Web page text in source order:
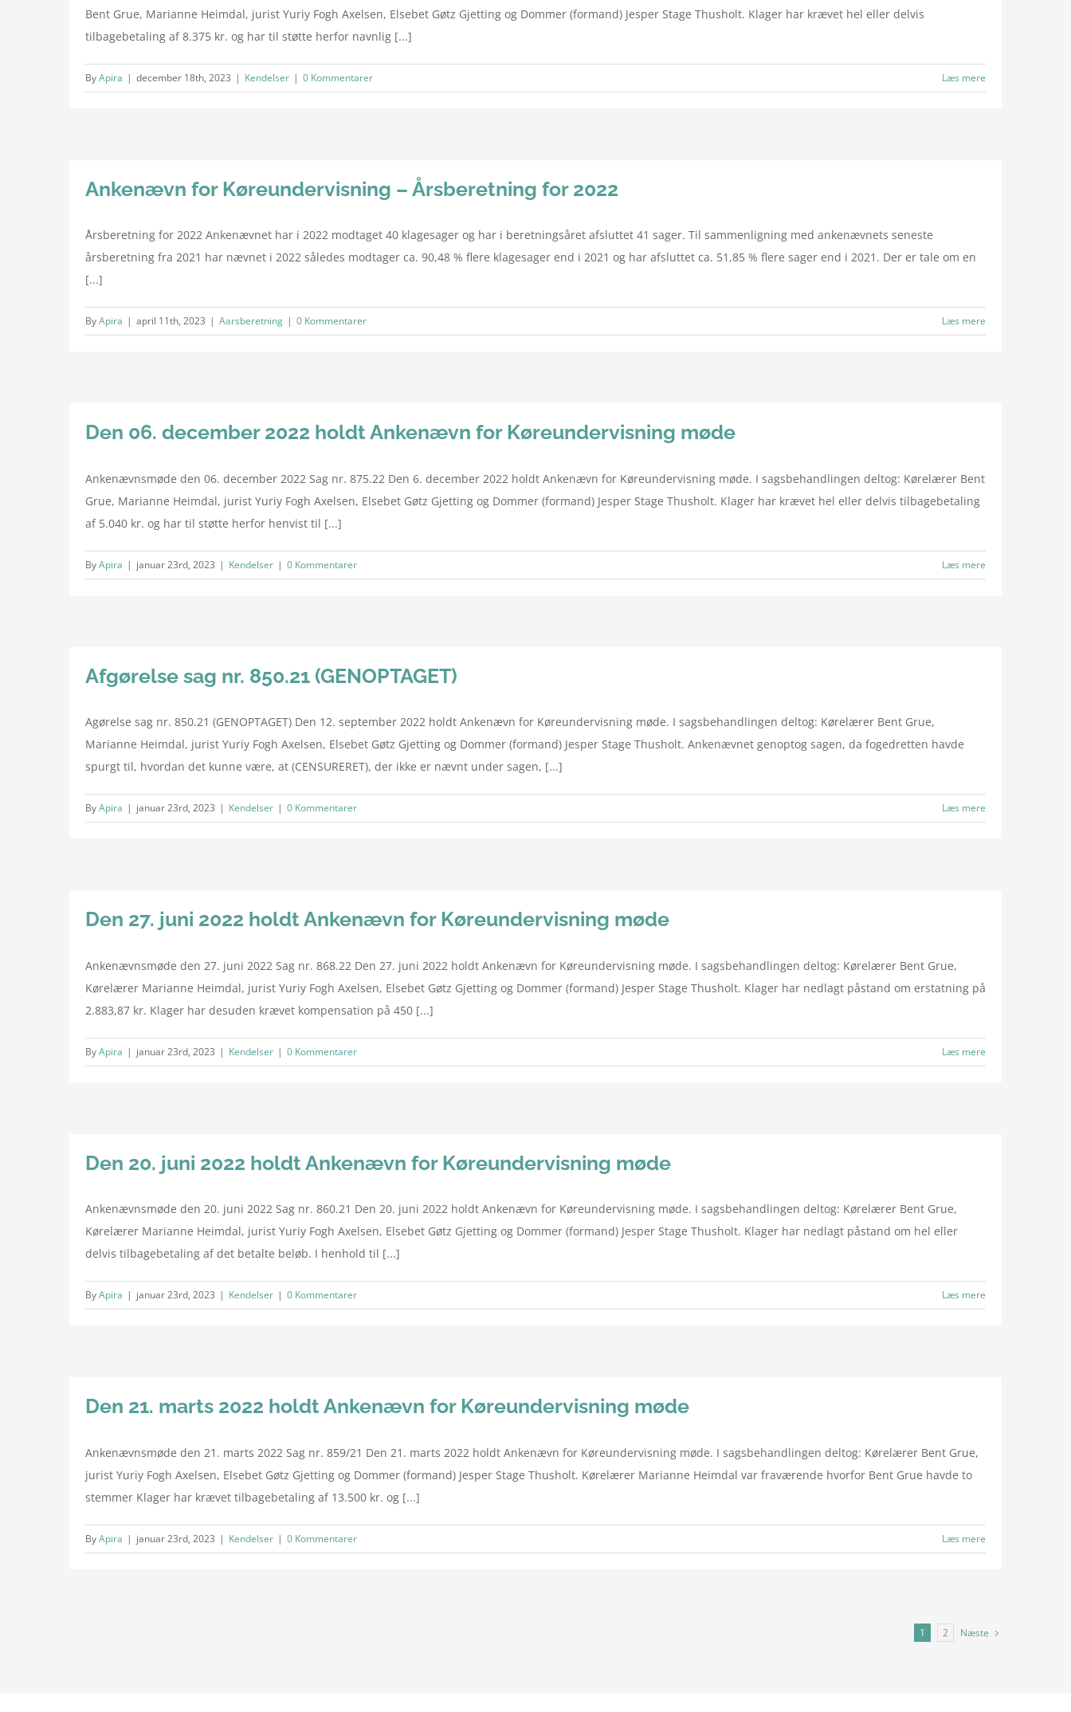
Bent Grue, Marianne Heimdal, jurist Yuriy Fogh Axelsen, Elsebet Gøtz Gjetting og Dommer (formand) Jesper Stage Thusholt. Klager har krævet hel eller delvis
tilbagebetaling af 8.375 kr. og har til støtte herfor navnlig [...]
ByApira | december 18th, 2023 | Kendelser | 0 Kommentarer Læs mere
Ankenævn for Køreundervisning – Årsberetning for 2022
Årsberetning for 2022 Ankenævnet har i 2022 modtaget 40 klagesager og har i beretningsåret afsluttet 41 sager. Til sammenligning med ankenævnets seneste
årsberetning fra 2021 har nævnet i 2022 således modtager ca. 90,48 % flere klagesager end i 2021 og har afsluttet ca. 51,85 % flere sager end i 2021. Der er tale om en
[...]
ByApira | april 11th, 2023 | Aarsberetning | 0 Kommentarer Læs mere
Den 06. december 2022 holdt Ankenævn for Køreundervisning møde
Ankenævnsmøde den 06. december 2022 Sag nr. 875.22 Den 6. december 2022 holdt Ankenævn for Køreundervisning møde. I sagsbehandlingen deltog: Kørelærer Bent
Grue, Marianne Heimdal, jurist Yuriy Fogh Axelsen, Elsebet Gøtz Gjetting og Dommer (formand) Jesper Stage Thusholt. Klager har krævet hel eller delvis tilbagebetaling
af 5.040 kr. og har til støtte herfor henvist til [...]
ByApira | januar 23rd, 2023 | Kendelser | 0 Kommentarer Læs mere
Afgørelse sag nr. 850.21 (GENOPTAGET)
Agørelse sag nr. 850.21 (GENOPTAGET) Den 12. september 2022 holdt Ankenævn for Køreundervisning møde. I sagsbehandlingen deltog: Kørelærer Bent Grue,
Marianne Heimdal, jurist Yuriy Fogh Axelsen, Elsebet Gøtz Gjetting og Dommer (formand) Jesper Stage Thusholt. Ankenævnet genoptog sagen, da fogedretten havde
spurgt til, hvordan det kunne være, at (CENSURERET), der ikke er nævnt under sagen, [...]
ByApira | januar 23rd, 2023 | Kendelser | 0 Kommentarer Læs mere
Den 27. juni 2022 holdt Ankenævn for Køreundervisning møde
Ankenævnsmøde den 27. juni 2022 Sag nr. 868.22 Den 27. juni 2022 holdt Ankenævn for Køreundervisning møde. I sagsbehandlingen deltog: Kørelærer Bent Grue,
Kørelærer Marianne Heimdal, jurist Yuriy Fogh Axelsen, Elsebet Gøtz Gjetting og Dommer (formand) Jesper Stage Thusholt. Klager har nedlagt påstand om erstatning på
2.883,87 kr. Klager har desuden krævet kompensation på 450 [...]
ByApira | januar 23rd, 2023 | Kendelser | 0 Kommentarer Læs mere
Den 20. juni 2022 holdt Ankenævn for Køreundervisning møde
Ankenævnsmøde den 20. juni 2022 Sag nr. 860.21 Den 20. juni 2022 holdt Ankenævn for Køreundervisning møde. I sagsbehandlingen deltog: Kørelærer Bent Grue,
Kørelærer Marianne Heimdal, jurist Yuriy Fogh Axelsen, Elsebet Gøtz Gjetting og Dommer (formand) Jesper Stage Thusholt. Klager har nedlagt påstand om hel eller
delvis tilbagebetaling af det betalte beløb. I henhold til [...]
ByApira | januar 23rd, 2023 | Kendelser | 0 Kommentarer Læs mere
Den 21. marts 2022 holdt Ankenævn for Køreundervisning møde
Ankenævnsmøde den 21. marts 2022 Sag nr. 859/21 Den 21. marts 2022 holdt Ankenævn for Køreundervisning møde. I sagsbehandlingen deltog: Kørelærer Bent Grue,
jurist Yuriy Fogh Axelsen, Elsebet Gøtz Gjetting og Dommer (formand) Jesper Stage Thusholt. Kørelærer Marianne Heimdal var fraværende hvorfor Bent Grue havde to
stemmer Klager har krævet tilbagebetaling af 13.500 kr. og [...]
ByApira | januar 23rd, 2023 | Kendelser | 0 Kommentarer Læs mere
1 2 Næste